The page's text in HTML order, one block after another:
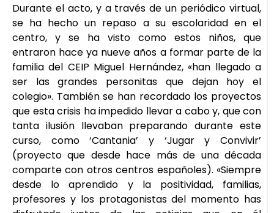
Durante el acto, y a través de un periódico virtual,
se ha hecho un repaso a su escolaridad en el
centro, y se ha visto como estos niños, que
entraron hace ya nueve años a formar parte de la
familia del CEIP Miguel Hernández, «han llegado a
ser las grandes personitas que dejan hoy el
colegio». También se han recordado los proyectos
que esta crisis ha impedido llevar a cabo y, que con
tanta ilusión llevaban preparando durante este
curso, como ‘Cantania’ y ‘Jugar y Convivir’
(proyecto que desde hace más de una década
comparte con otros centros españoles). «Siempre
desde lo aprendido y la positividad, familias,
profesores y los protagonistas del momento has